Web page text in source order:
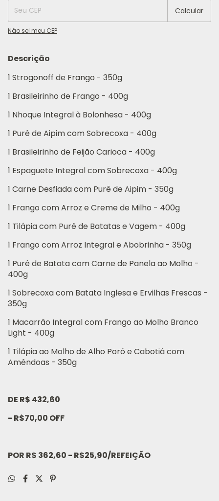
Calcular
Não sei meu CEP
Descrição
1 Strogonoff de Frango - 350g
1 Brasileirinho de Frango - 400g
1 Nhoque Integral à Bolonhesa - 400g
1 Purê de Aipim com Sobrecoxa - 400g
1 Brasileirinho de Feijão Carioca - 400g
1 Espaguete Integral com Sobrecoxa - 400g
1 Carne Desfiada com Purê de Aipim - 350g
1 Frango com Arroz e Creme de Milho - 400g
1 Tilápia com Purê de Batatas e Vagem - 400g
1 Frango com Arroz Integral e Abobrinha - 350g
1 Purê de Batata com Carne de Panela ao Molho -
400g
1 Sobrecoxa com Batata Inglesa e Ervilhas Frescas -
350g
1 Macarrão Integral com Frango ao Molho Branco
Light - 400g
1 Tilápia ao Molho de Alho Poró e Cabotiá com
Amêndoas - 350g
DE R$ 432,60
- R$70,00 OFF
POR R$ 362,60 - R$25,90/REFEIÇÃO